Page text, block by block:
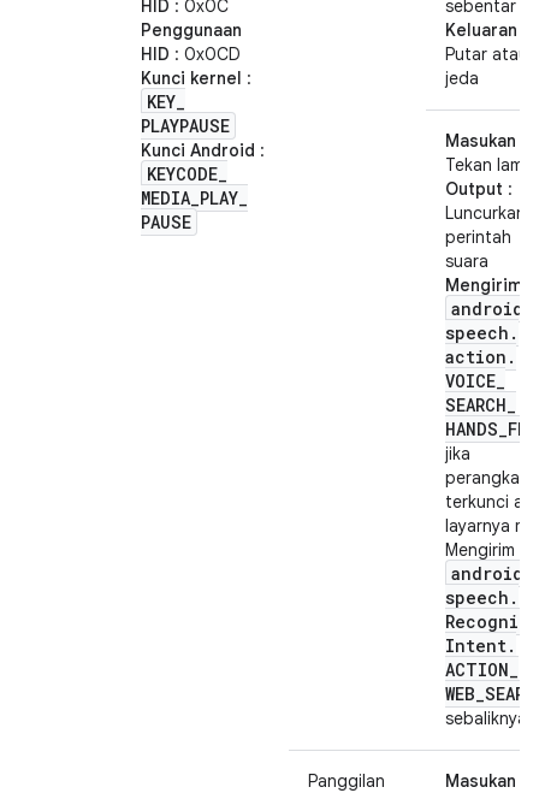
HID : 0x0C
Penggunaan
HID : 0x0CD
Kunci kernel :
KEY_
PLAYPAUSE
Kunci Android :
KEYCODE_
MEDIA_PLAY_
PAUSE
sebentar
Keluaran
Putar atau
jeda
Masukan
Tekan lama
Output :
Luncurkan
perintah
suara
Mengirim
android
speech .
action .
VOICE_
SEARCH_
HANDS_
jika
perangkat
terkunci
layarnya
Mengirim
android
speech .
Intent.
ACTION_
WEB_
sebaliknya
Panggilan
Masukan